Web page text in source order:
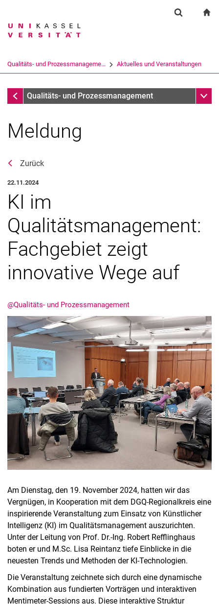
Springe direkt zu: Inhalt
Springe direkt zu: Suche
Springe direkt zu:
Suchbegriff
Suchen (öffnet externen Link in einem
Qualitäts- und Prozessmanageme... Aktuelles und Veranstaltungen
Aktuelles und Veranstaltungen
Qualitäts- und Prozessmanagement
Meldung
Zurück
22.11.2024
KI im
Qualitätsmanagement:
Fachgebiet zeigt
innovative Wege auf
@Qualitäts- und Prozessmanagement
Am Dienstag, den 19. November 2024, hatten wir das
Vergnügen, in Kooperation mit dem DGQ-Regionalkreis eine
inspirierende Veranstaltung zum Einsatz von Künstlicher
Intelligenz (KI) im Qualitätsmanagement auszurichten.
Unter der Leitung von Prof. Dr.-Ing. Robert Refflinghaus
boten er und M.Sc. Lisa Reintanz tiefe Einblicke in die
neuesten Trends und Methoden der KI-Technologien.
Die Veranstaltung zeichnete sich durch eine dynamische
Kombination aus fundierten Vorträgen und interaktiven
Mentimeter-Sessions aus. Diese interaktive Struktur